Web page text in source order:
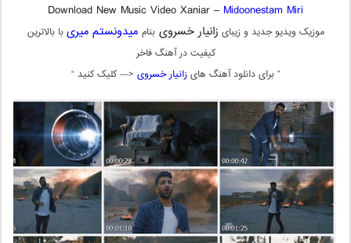
Download New Music Video Xaniar – Midoonestam Miri
موزیک ویدیو جدید و زیبای زانیار خسرویبنام میدونستم میریبا بالاترین
کیفیت در آهنگ فاخر
” برای دانلود آهنگ هایزانیار خسروی <— کلیک کنید “